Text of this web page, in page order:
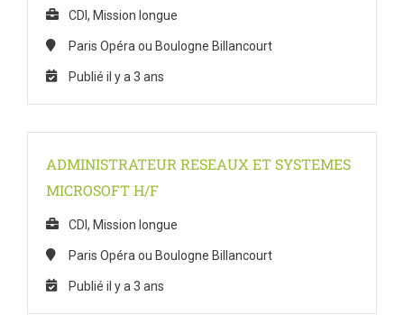
CDI, Mission longue
Paris Opéra ou Boulogne Billancourt
Publié il y a 3 ans
ADMINISTRATEUR RESEAUX ET SYSTEMES
MICROSOFT H/F
CDI, Mission longue
Paris Opéra ou Boulogne Billancourt
Publié il y a 3 ans